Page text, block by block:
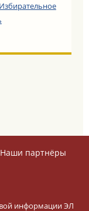
Избирательное
Наши партнёры
информации ЭЛ